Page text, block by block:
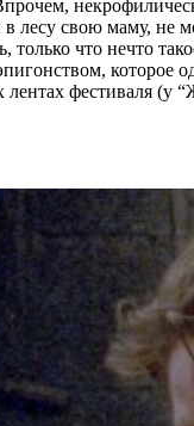
лесу свою маму, не
только что нечто
которое
фестиваля (у